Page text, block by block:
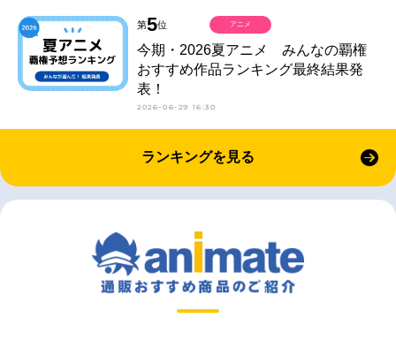
第5位
今期・2026夏アニメ みんなの覇権
おすすめ作品ランキング最終結果発
表！
2026-06-29 16:30
アニメ
ランキングを見る